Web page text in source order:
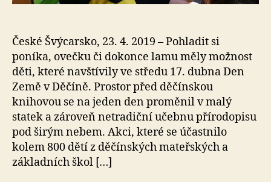
České Švýcarsko, 23. 4. 2019 – Pohladit si
poníka, ovečku či dokonce lamu měly možnost
děti, které navštívily ve středu 17. dubna Den
Země v Děčíně. Prostor před děčínskou
knihovou se na jeden den proměnil v malý
statek a zároveň netradiční učebnu přírodopisu
pod širým nebem. Akci, které se účastnilo
kolem 800 dětí z děčínských mateřských a
základních škol […]